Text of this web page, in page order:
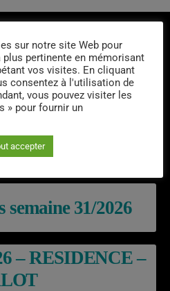
Fête
semaine 31/2026
– RESIDENCE –
sur notre site Web pour
pertinente en mémorisant
vos visites. En cliquant
consentez à l'utilisation de
vous pouvez visiter les
» pour fournir un
accepter